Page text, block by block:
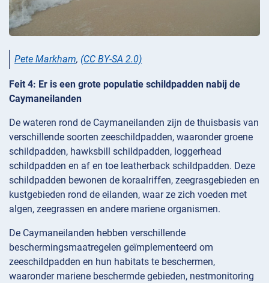
Pete Markham, (CC BY-SA 2.0)
Feit 4: Er is een grote populatie schildpadden nabij de
Caymaneilanden
De wateren rond de Caymaneilanden zijn de thuisbasis van
verschillende soorten zeeschildpadden, waaronder groene
schildpadden, hawksbill schildpadden, loggerhead
schildpadden en af en toe leatherback schildpadden. Deze
schildpadden bewonen de koraalriffen, zeegrasgebieden en
kustgebieden rond de eilanden, waar ze zich voeden met
algen, zeegrassen en andere mariene organismen.
De Caymaneilanden hebben verschillende
beschermingsmaatregelen geïmplementeerd om
zeeschildpadden en hun habitats te beschermen,
waaronder mariene beschermde gebieden, nestmonitoring